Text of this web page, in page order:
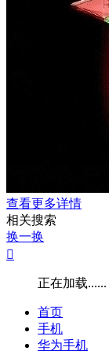
查看更多详情
相关搜索
换一换

正在加载......
首页
手机
华为手机